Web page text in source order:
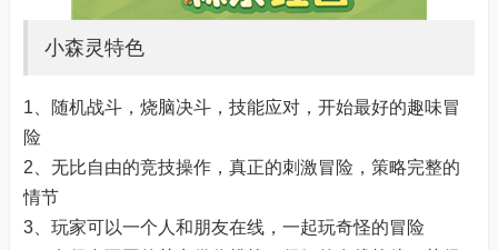
小森灵特色
1、随机战斗，烧脑决斗，技能应对，开始最好的趣味冒
险
2、无比自由的竞技操作，真正的刺激冒险，策略完整的
情节
3、玩家可以一个人和朋友在线，一起玩奇怪的冒险